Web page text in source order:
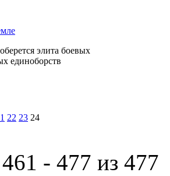
элита боевых
единоборств
22 23 24
- 477 из 477